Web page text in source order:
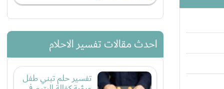
احدث مقالات تفسير الاحلام
تفسير حلم تبني طفل